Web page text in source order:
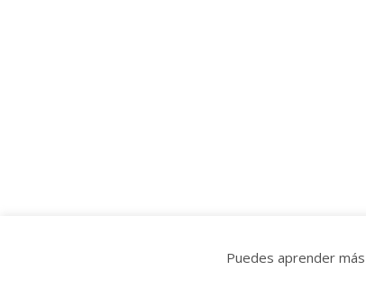
Puedes aprender